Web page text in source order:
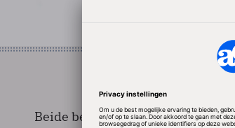
Beide bedrijven willen graag